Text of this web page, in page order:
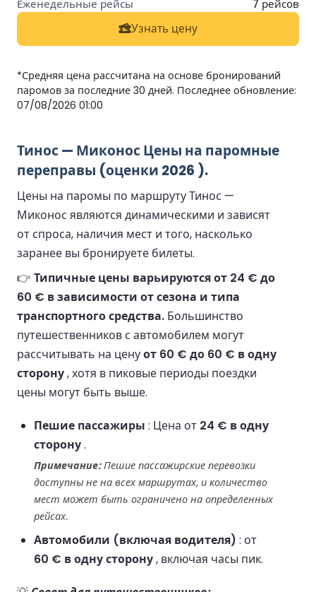
7 рейсов
Узнать цену
*Средняя цена рассчитана на основе бронирований
паромов за последние 30 дней. Последнее обновление:
07/08/2026 01:00
Тинос — Миконос Цены на паромные
переправы (оценки 2026 ).
Цены на паромы по маршруту Тинос —
Миконос являются динамическими и зависят
от спроса, наличия мест и того, насколько
заранее вы бронируете билеты.
👉 Типичные цены варьируются от 24 € до
60 € в зависимости от сезона и типа
транспортного средства. Большинство
путешественников с автомобилем могут
рассчитывать на ценуот 60 € до 60 € в одну
сторону, хотя в пиковые периоды поездки
цены могут быть выше.
Пешие пассажиры : Цена от 24 € в одну
сторону.
Примечание:Пешие пассажирские перевозки
доступны не на всех маршрутах, и количество
мест может быть ограничено на определенных
рейсах.
Автомобили (включая водителя) : от
60 € в одну сторону, включая часы пик.